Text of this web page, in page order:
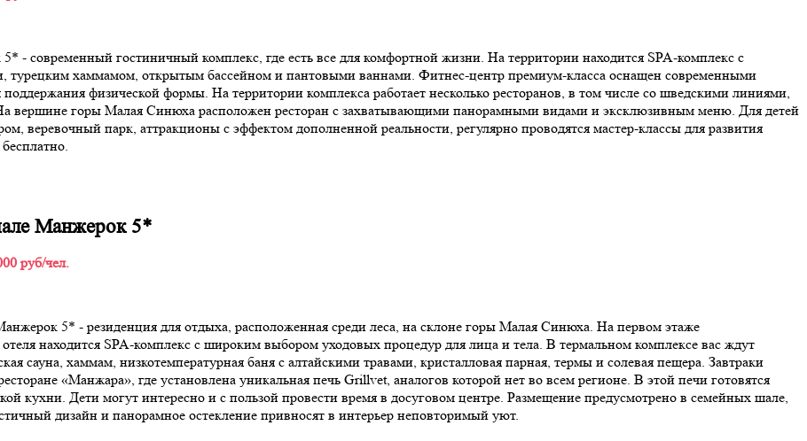
- современный гостиничный комплекс, где есть все для комфортной жизни. На территории находится SPA-комплекс с
турецким хаммамом, открытым бассейном и пантовыми ваннами. Фитнес-центр премиум-класса оснащен современными
физической формы. На территории комплекса работает несколько ресторанов, в том числе со шведскими линиями,
вершине горы Малая Синюха расположен ресторан с захватывающими панорамными видами и эксклюзивным меню. Для детей
веревочный парк, аттракционы с эффектом дополненной реальности, регулярно проводятся мастер-классы для развития
Манжерок 5*
руб/чел.
5* - резиденция для отдыха, расположенная среди леса, на склоне горы Малая Синюха. На первом этаже
отеля находится SPA-комплекс с широким выбором уходовых процедур для лица и тела. В термальном комплексе вас ждут
сауна, хаммам, низкотемпературная баня с алтайскими травами, кристалловая парная, термы и солевая пещера. Завтраки
«Манжара», где установлена уникальная печь Grillvet, аналогов которой нет во всем регионе. В этой печи готовятся
кухни. Дети могут интересно и с пользой провести время в досуговом центре. Размещение предусмотрено в семейных шале,
дизайн и панорамное остекление привносят в интерьер неповторимый уют.